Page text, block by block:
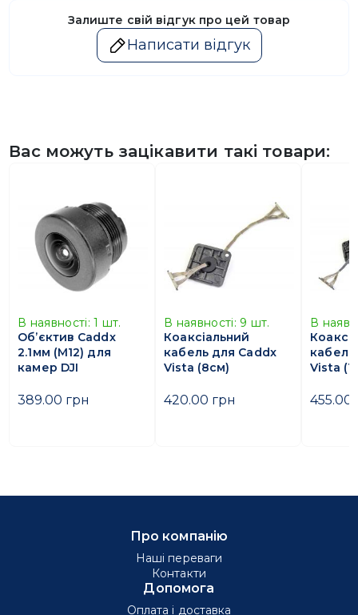
Залиште свій відгук про цей товар
Написати відгук
Вас можуть зацікавити такі товари:
В наявності: 1 шт.
Об’єктив Caddx
2.1мм (M12) для
камер DJI
389.00 грн
В наявності: 9 шт.
Коаксіальний
кабель для Caddx
Vista (8см)
420.00 грн
В
Vista
455.00
Про компанію
Наші переваги
Контакти
Допомога
Оплата і доставка